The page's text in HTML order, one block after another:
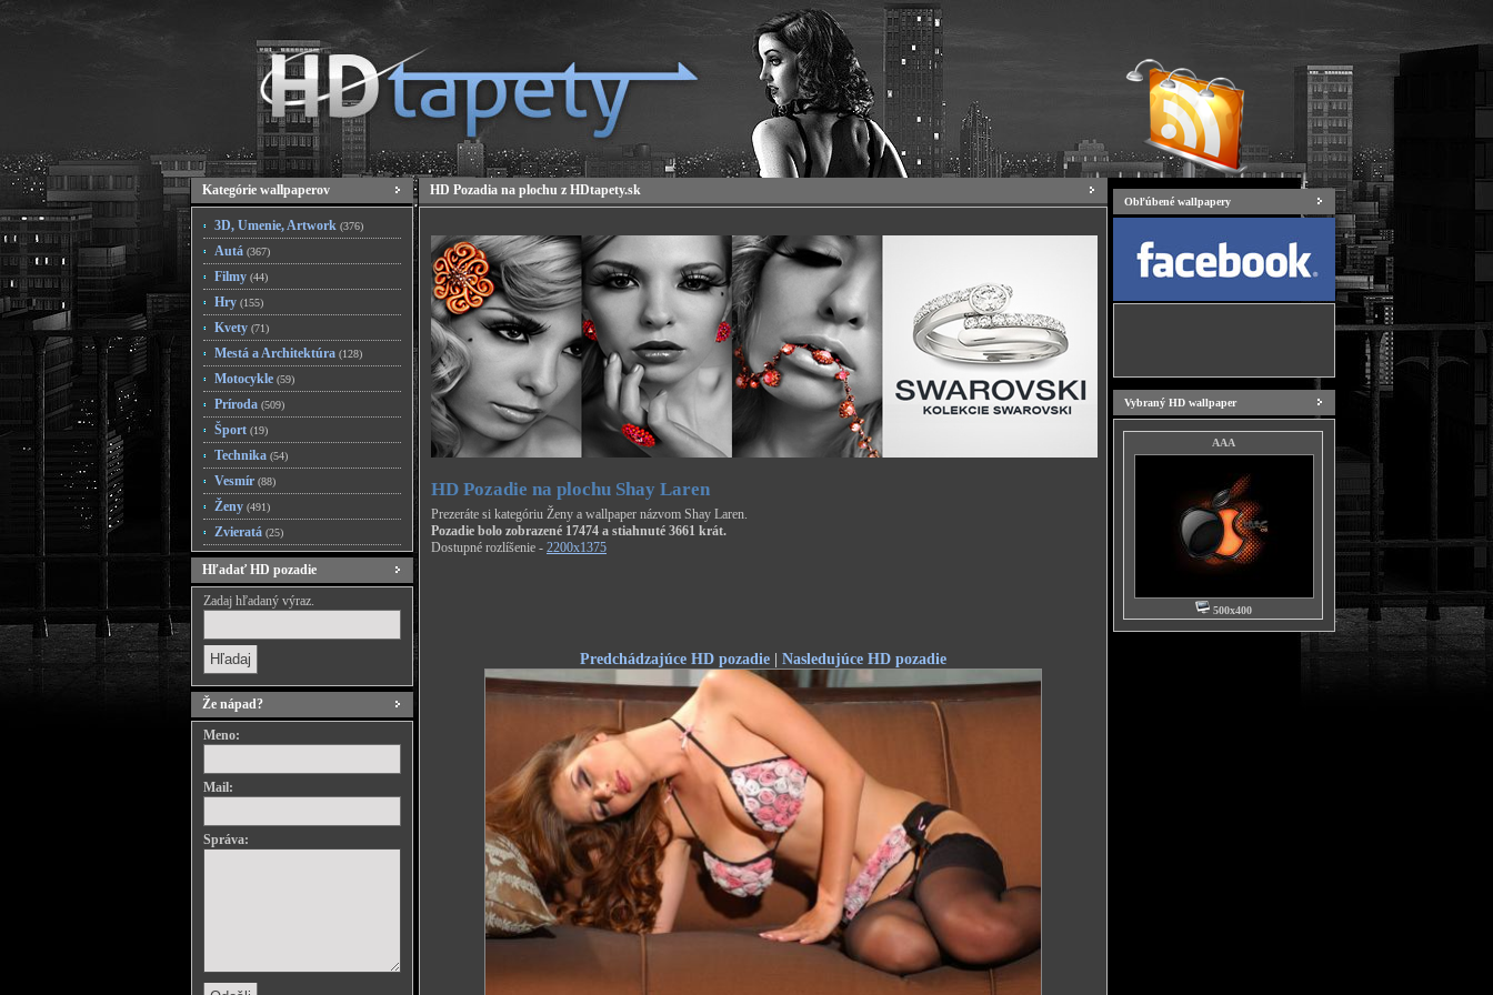
Kategórie wallpaperov
3D, Umenie, Artwork (376)
Autá (367)
Filmy (44)
Hry (155)
Kvety (71)
Mestá a Architektúra (128)
Motocykle (59)
Príroda (509)
Šport (19)
Technika (54)
Vesmír (88)
Ženy (491)
Zvieratá (25)
Hľadať HD pozadie
Zadaj hľadaný výraz.
Že nápad?
Meno:
Mail:
Správa:
HD Pozadia na plochu z HDtapety.sk
HD Pozadie na plochu Shay Laren
Prezeráte si kategóriu Ženy a wallpaper názvom Shay Laren.
Pozadie bolo zobrazené 17474 a stiahnuté 3661 krát.
Dostupné rozlíšenie - 2200x1375
Predchádzajúce HD pozadie | Nasledujúce HD pozadie
Obľúbené wallpapery
Vybraný HD wallpaper
AAA
500x400